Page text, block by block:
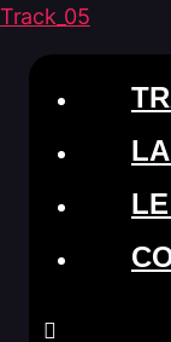
Track_05